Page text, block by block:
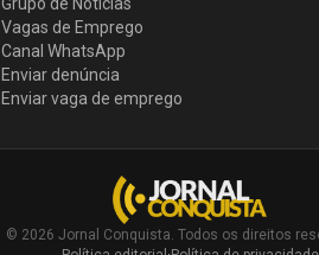
Vagas de Emprego
Canal WhatsApp
Enviar denúncia
Enviar vaga de emprego
© 2026 Jornal Conquista. Todos os direitos